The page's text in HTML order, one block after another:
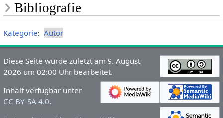
Bibliografie
Kategorie: Autor
Diese Seite wurde zuletzt am 9. August
2026 um 02:00 Uhr bearbeitet.
Inhalt verfügbar unter
CC BY-SA 4.0.